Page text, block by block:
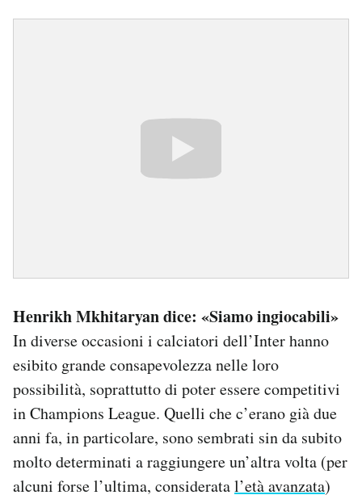
Henrikh Mkhitaryan dice: «Siamo ingiocabili»
In diverse occasioni i calciatori dell’Inter hanno
esibito grande consapevolezza nelle loro
possibilità, soprattutto di poter essere competitivi
in Champions League. Quelli che c’erano già due
anni fa, in particolare, sono sembrati sin da subito
molto determinati a raggiungere un’altra volta (per
alcuni forse l’ultima, consideratal’età avanzata)